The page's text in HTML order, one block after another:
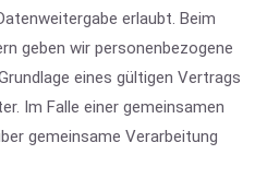
erlaubt. Beim
geben wir personenbezogene
eines gültigen Vertrags
Im Falle einer gemeinsamen
gemeinsame Verarbeitung